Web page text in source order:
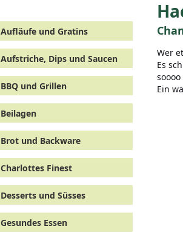
Aufläufe und Gratins
Aufstriche, Dips und Saucen
BBQ und Grillen
Beilagen
Brot und Backware
Charlottes Finest
Desserts und Süsses
Gesundes Essen
Wer
Es
Ein